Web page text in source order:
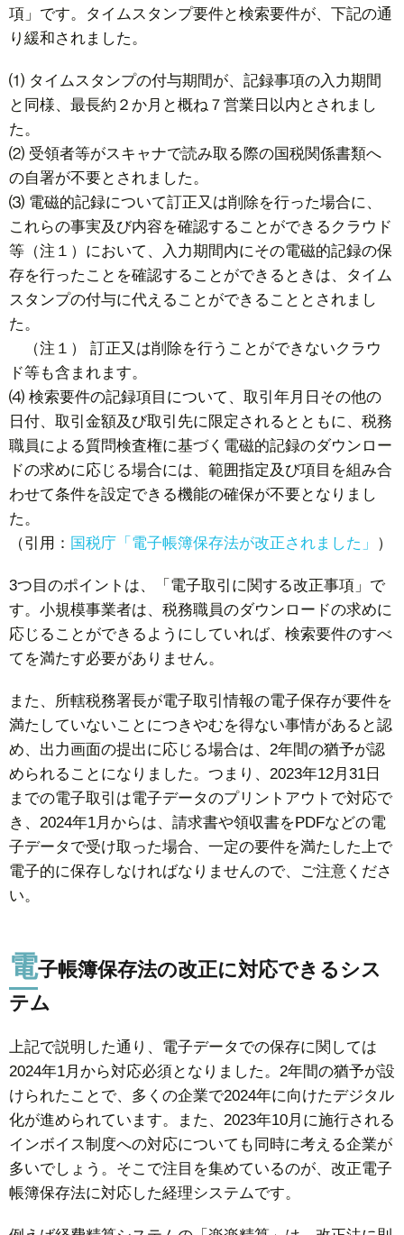
項」です。タイムスタンプ要件と検索要件が、下記の通
り緩和されました。
⑴ タイムスタンプの付与期間が、記録事項の入力期間
と同様、最長約２か月と概ね７営業日以内とされまし
た。
⑵ 受領者等がスキャナで読み取る際の国税関係書類へ
の自署が不要とされました。
⑶ 電磁的記録について訂正又は削除を行った場合に、
これらの事実及び内容を確認することができるクラウド
等（注１）において、入力期間内にその電磁的記録の保
存を行ったことを確認することができるときは、タイム
スタンプの付与に代えることができることとされまし
た。
（注１） 訂正又は削除を行うことができないクラウ
ド等も含まれます。
⑷ 検索要件の記録項目について、取引年月日その他の
日付、取引金額及び取引先に限定されるとともに、税務
職員による質問検査権に基づく電磁的記録のダウンロー
ドの求めに応じる場合には、範囲指定及び項目を組み合
わせて条件を設定できる機能の確保が不要となりまし
た。
（引用： 国税庁「電子帳簿保存法が改正されました」 ）
3つ目のポイントは、「電子取引に関する改正事項」で
す。小規模事業者は、税務職員のダウンロードの求めに
応じることができるようにしていれば、検索要件のすべ
てを満たす必要がありません。
また、所轄税務署長が電子取引情報の電子保存が要件を
満たしていないことにつきやむを得ない事情があると認
め、出力画面の提出に応じる場合は、2年間の猶予が認
められることになりました。つまり、2023年12月31日
までの電子取引は電子データのプリントアウトで対応で
き、2024年1月からは、請求書や領収書をPDFなどの電
子データで受け取った場合、一定の要件を満たした上で
電子的に保存しなければなりませんので、ご注意くださ
い。
電子帳簿保存法の改正に対応できるシス
テム
上記で説明した通り、電子データでの保存に関しては
2024年1月から対応必須となりました。2年間の猶予が設
けられたことで、多くの企業で2024年に向けたデジタル
化が進められています。また、2023年10月に施行される
インボイス制度への対応についても同時に考える企業が
多いでしょう。そこで注目を集めているのが、改正電子
帳簿保存法に対応した経理システムです。